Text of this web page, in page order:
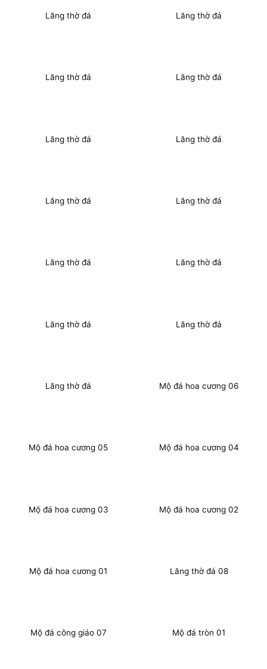
Lăng thờ đá Lăng thờ đá
Lăng thờ đá Lăng thờ đá
Lăng thờ đá Lăng thờ đá
Lăng thờ đá Lăng thờ đá
Lăng thờ đá Lăng thờ đá
Lăng thờ đá Lăng thờ đá
Lăng thờ đá Mộ đá hoa cương 06
Mộ đá hoa cương 05 Mộ đá hoa cương 04
Mộ đá hoa cương 03 Mộ đá hoa cương 02
Mộ đá hoa cương 01 Lăng thờ đá 08
Mộ đá công giáo 07 Mộ đá tròn 01